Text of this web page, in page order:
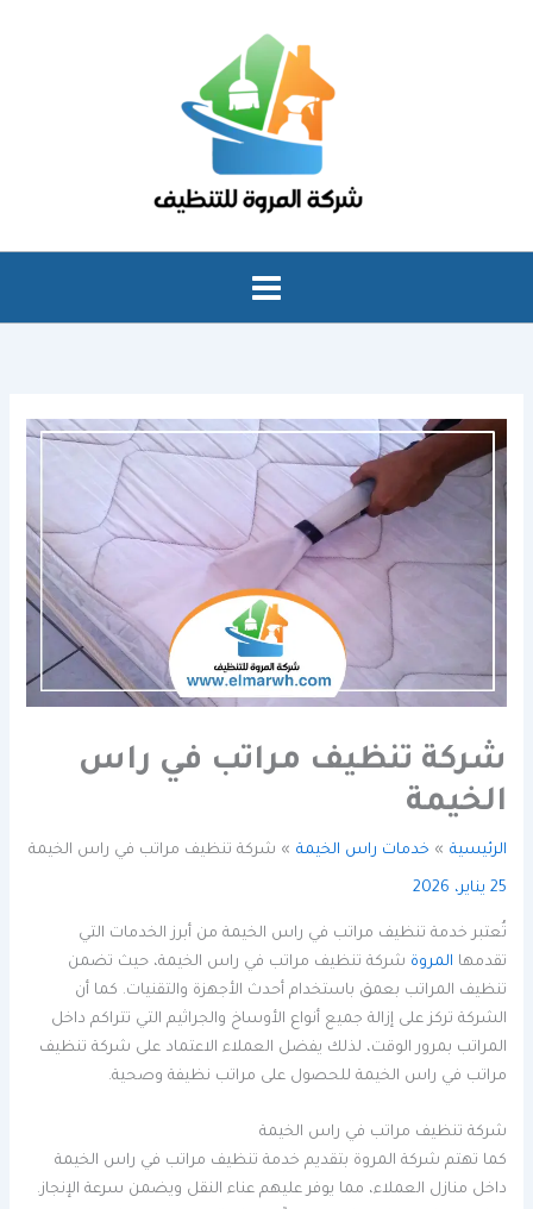
شركة تنظيف مراتب في راس
الخيمة
الرئيسية خدمات راس الخيمة شركة تنظيف مراتب في راس الخيمة
25 يناير، 2026
تُعتبر خدمة تنظيف مراتب في راس الخيمة من أبرز الخدمات التي
تقدمها المروة شركة تنظيف مراتب في راس الخيمة، حيث تضمن
تنظيف المراتب بعمق باستخدام أحدث الأجهزة والتقنيات. كما أن
الشركة تركز على إزالة جميع أنواع الأوساخ والجراثيم التي تتراكم داخل
المراتب بمرور الوقت، لذلك يفضل العملاء الاعتماد على شركة تنظيف
مراتب في راس الخيمة للحصول على مراتب نظيفة وصحية.
شركة تنظيف مراتب في راس الخيمة
كما تهتم شركة المروة بتقديم خدمة تنظيف مراتب في راس الخيمة
داخل منازل العملاء، مما يوفر عليهم عناء النقل ويضمن سرعة الإنجاز.